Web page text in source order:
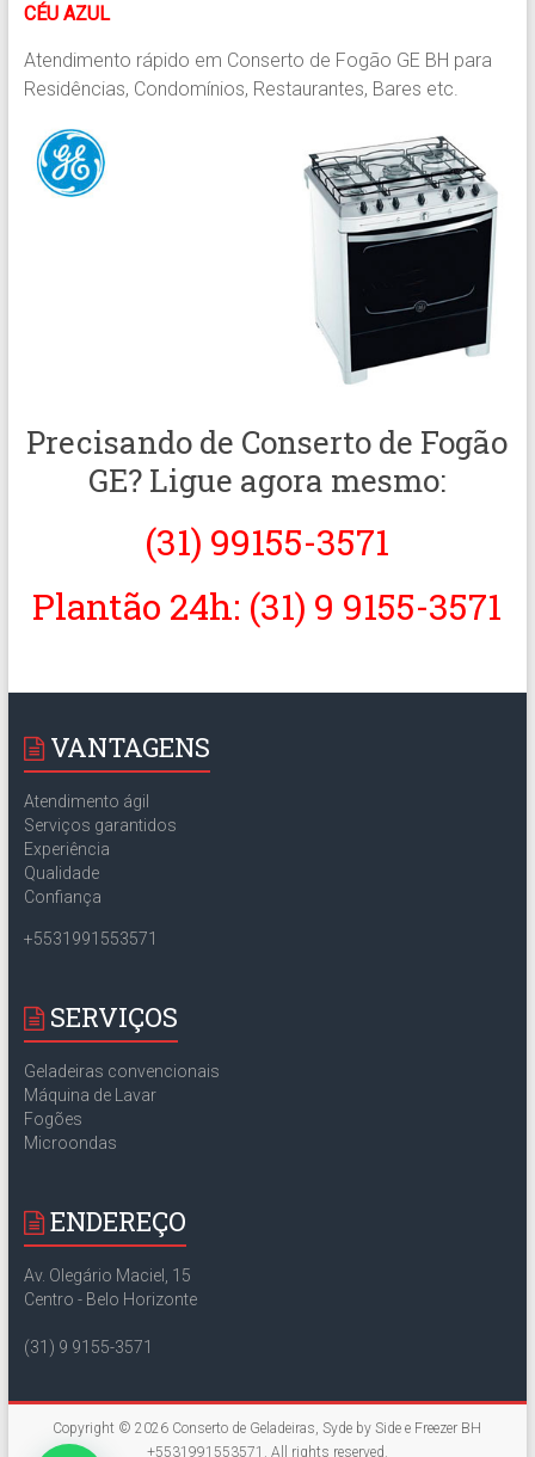
CÉU AZUL
Atendimento rápido em Conserto de Fogão GE BH para
Residências, Condomínios, Restaurantes, Bares etc.
Precisando de Conserto de Fogão
GE? Ligue agora mesmo:
(31) 99155-3571
Plantão 24h: (31) 9 9155-3571
VANTAGENS
Atendimento ágil
Serviços garantidos
Experiência
Qualidade
Confiança
+5531991553571
SERVIÇOS
Geladeiras convencionais
Máquina de Lavar
Fogões
Microondas
ENDEREÇO
Av. Olegário Maciel, 15
Centro - Belo Horizonte
(31) 9 9155-3571
Copyright © 2026 Conserto de Geladeiras, Syde by Side e Freezer BH
+5531991553571
. All rights reserved.